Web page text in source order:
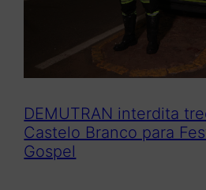
DEMUTRAN interdita
Castelo Branco para
Gospel